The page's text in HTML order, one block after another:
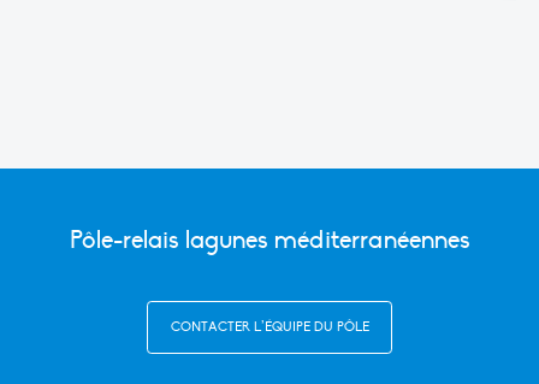
Pôle-relais lagunes méditerranéennes
CONTACTER L’ÉQUIPE DU PÔLE